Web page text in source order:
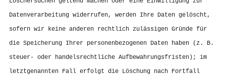
Datenverarbeitung widerrufen, werden Ihre Daten gelöscht,
sofern wir keine anderen rechtlich zulässigen Gründe für
die Speicherung Ihrer personenbezogenen Daten haben (z. B.
steuer- oder handelsrechtliche Aufbewahrungsfristen); im
letztgenannten Fall erfolgt die Löschung nach Fortfall